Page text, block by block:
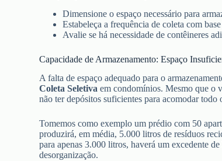
Dimensione o espaço necessário para
Estabeleça a frequência de coleta com
Avalie se há necessidade de contêineres
Capacidade de Armazenamento: Espaço
A falta de espaço adequado para o
Coleta Seletiva em condomínios. Mesmo que o
não ter depósitos suficientes para acomodar todo
Tomemos como exemplo um prédio com 50
produzirá, em média, 5.000 litros de resíduos
para apenas 3.000 litros, haverá um excedente
desorganização.